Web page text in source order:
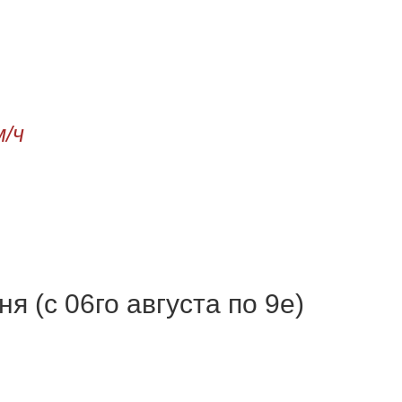
ч
(с 06го августа по 9е)